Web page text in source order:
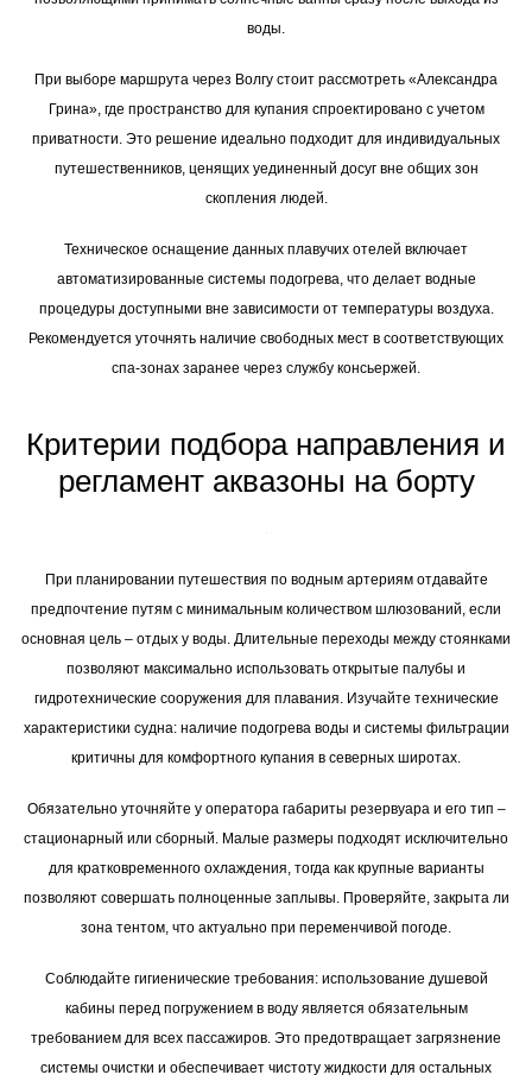
воды.
При выборе маршрута через Волгу стоит рассмотреть «Александра
Грина», где пространство для купания спроектировано с учетом
приватности. Это решение идеально подходит для индивидуальных
путешественников, ценящих уединенный досуг вне общих зон
скопления людей.
Техническое оснащение данных плавучих отелей включает
автоматизированные системы подогрева, что делает водные
процедуры доступными вне зависимости от температуры воздуха.
Рекомендуется уточнять наличие свободных мест в соответствующих
спа-зонах заранее через службу консьержей.
Критерии подбора направления и
регламент аквазоны на борту
При планировании путешествия по водным артериям отдавайте
предпочтение путям с минимальным количеством шлюзований, если
основная цель – отдых у воды. Длительные переходы между стоянками
позволяют максимально использовать открытые палубы и
гидротехнические сооружения для плавания. Изучайте технические
характеристики судна: наличие подогрева воды и системы фильтрации
критичны для комфортного купания в северных широтах.
Обязательно уточняйте у оператора габариты резервуара и его тип –
стационарный или сборный. Малые размеры подходят исключительно
для кратковременного охлаждения, тогда как крупные варианты
позволяют совершать полноценные заплывы. Проверяйте, закрыта ли
зона тентом, что актуально при переменчивой погоде.
Соблюдайте гигиенические требования: использование душевой
кабины перед погружением в воду является обязательным
требованием для всех пассажиров. Это предотвращает загрязнение
системы очистки и обеспечивает чистоту жидкости для остальных